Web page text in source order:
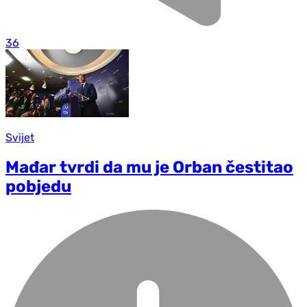
36
Svijet
Mađar tvrdi da mu je Orban čestitao
pobjedu